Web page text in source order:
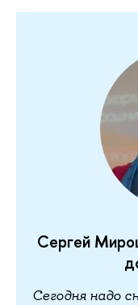
Сергей
Сегодня надо